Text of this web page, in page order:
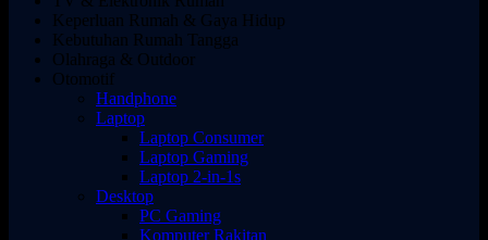
Keperluan Rumah & Gaya Hidup
Kebutuhan Rumah Tangga
Olahraga & Outdoor
Otomotif
Handphone
Laptop
Laptop Consumer
Laptop Gaming
Laptop 2-in-1s
Desktop
PC Gaming
Komputer Rakitan